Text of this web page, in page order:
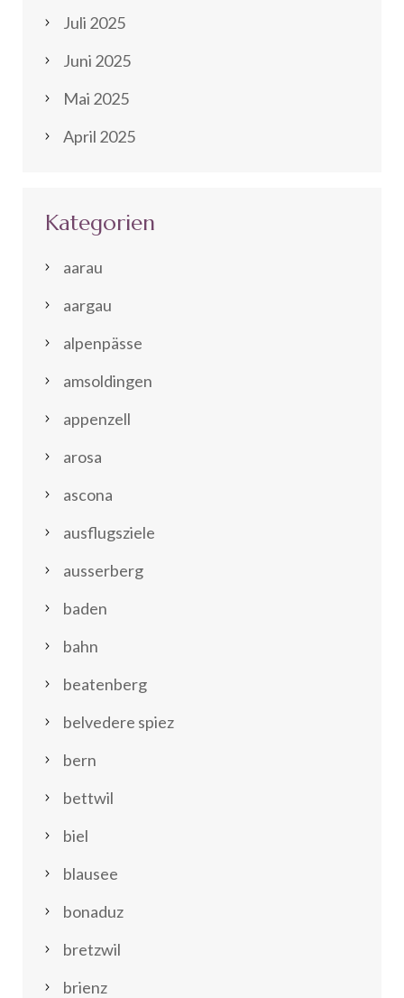
Juli 2025
Juni 2025
Mai 2025
April 2025
Kategorien
aarau
aargau
alpenpässe
amsoldingen
appenzell
arosa
ascona
ausflugsziele
ausserberg
baden
bahn
beatenberg
belvedere spiez
bern
bettwil
biel
blausee
bonaduz
bretzwil
brienz